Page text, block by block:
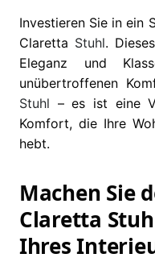
Investieren Sie in ein
Claretta Stuhl.
Eleganz und
unübertroffenen
Stuhl – es ist eine
Komfort, die Ihre
hebt.
Machen Sie
Claretta
Ihres